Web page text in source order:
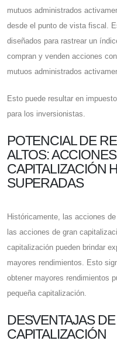
mutuos administrados
desde el punto de vista fiscal.
diseñados para rastrear un
compran y venden acciones
mutuos administrados
Esto puede resultar en
para los inversionistas.
POTENCIAL DE
ALTOS:
CAPITALIZACIÓN
SUPERADAS
Históricamente, las acciones
las acciones de gran
capitalización pueden brindar
mayores rendimientos. Esto
obtener mayores rendimientos
pequeña capitalización.
DESVENTAJAS
CAPITALIZACIÓN